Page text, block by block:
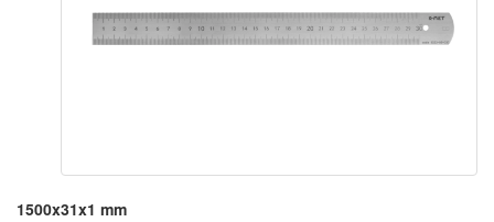
1500x31x1 mm